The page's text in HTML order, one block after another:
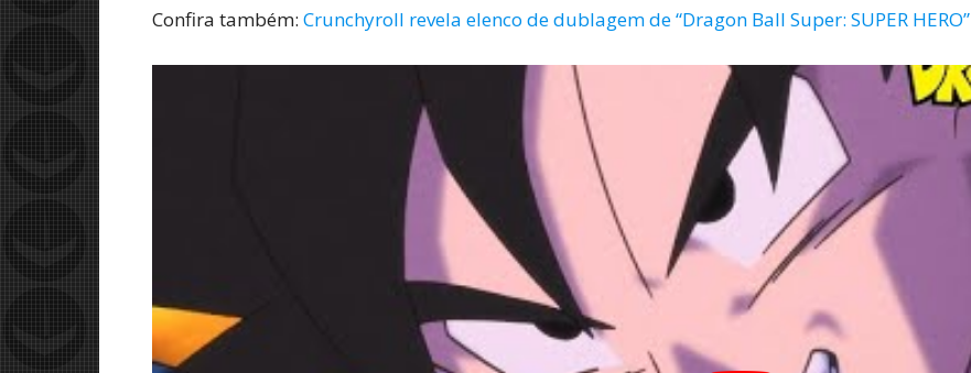
Confira também: Crunchyroll revela elenco de dublagem de “Dragon Ball Super: SUPER HERO”